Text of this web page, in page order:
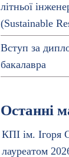
літньої
(Sustainable
Вступ за
бакалавра
Останні
КПІ ім. Ігоря
лауреатом